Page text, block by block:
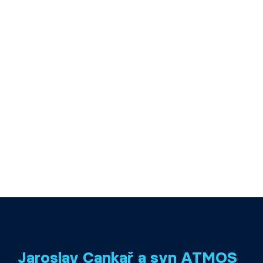
Jaroslav Cankař a syn ATMOS